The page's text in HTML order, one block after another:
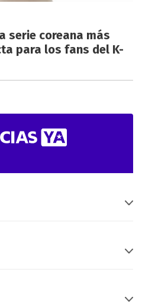
serie coreana más
para los fans del K-